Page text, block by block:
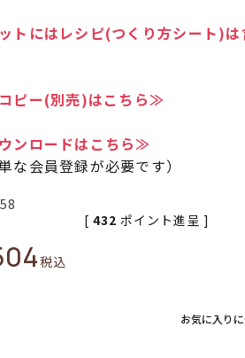
トにはレシピ(つくり方シート)は
ピー(別売)はこちら≫
ンロードはこちら≫
な会員登録が必要です）
税込
[ 432 ポイント進呈 ]
お気に入り